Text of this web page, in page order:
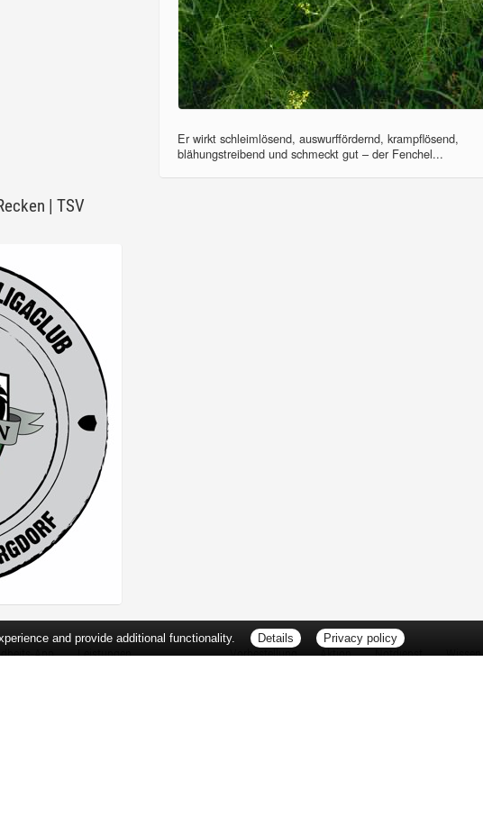
Er wirkt schleimlösend, auswurffördernd, krampflösend,
blähungstreibend und schmeckt gut – der Fenchel...
| TSV
App Leistungen Vorbestellung Aktion Notdienst Wissen
and provide additional functionality. Details Privacy policy